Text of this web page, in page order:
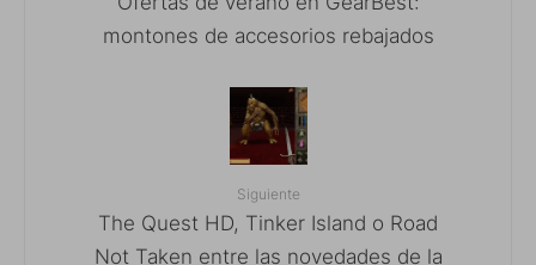
montones de accesorios rebajados
Siguiente
The Quest HD, Tinker Island o Road
Not Taken entre las novedades de la